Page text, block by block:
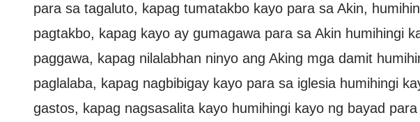
para sa tagaluto, kapag tumatakbo kayo para sa Akin,
pagtakbo, kapag kayo ay gumagawa para sa Akin humihingi
paggawa, kapag nilalabhan ninyo ang Aking mga damit
paglalaba, kapag nagbibigay kayo para sa iglesia humihingi
gastos, kapag nagsasalita kayo humihingi kayo ng bayad